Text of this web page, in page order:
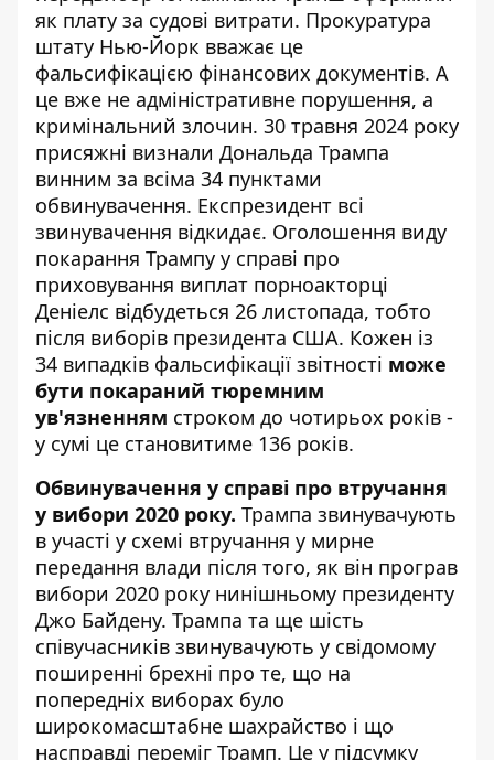
як плату за судові витрати. Прокуратура
штату Нью-Йорк вважає це
фальсифікацією фінансових документів. А
це вже не адміністративне порушення, а
кримінальний злочин. 30 травня 2024 року
присяжні визнали Дональда Трампа
винним за всіма 34 пунктами
обвинувачення. Експрезидент всі
звинувачення відкидає. Оголошення виду
покарання Трампу у справі про
приховування виплат порноакторці
Деніелс відбудеться 26 листопада, тобто
після виборів президента США. Кожен із
34 випадків фальсифікації звітності може
бути покараний тюремним
ув'язненням строком до чотирьох років -
у сумі це становитиме 136 років.
Обвинувачення у справі про втручання
у вибори 2020 року. Трампа звинувачують
в участі у схемі втручання у мирне
передання влади після того, як він програв
вибори 2020 року нинішньому президенту
Джо Байдену. Трампа та ще шість
співучасників звинувачують у свідомому
поширенні брехні про те, що на
попередніх виборах було
широкомасштабне шахрайство і що
насправді переміг Трамп. Це у підсумку